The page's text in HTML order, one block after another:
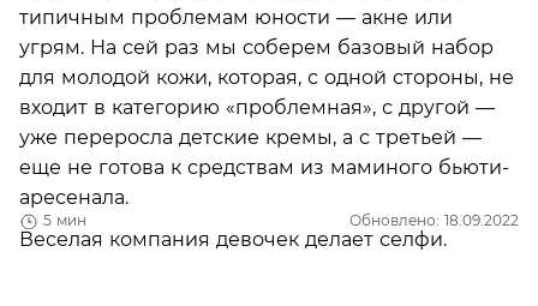
5 мин Обновлено: 18.09.2022
типичным проблемам юности — ­акне или
угрям. На сей раз мы соберем базовый набор
для молодой кожи, которая, с одной стороны, не
входит в категорию «проблемная», с другой —
уже переросла детские кремы, а с третьей —
еще не готова к средствам из маминого бьюти-
аресенала.